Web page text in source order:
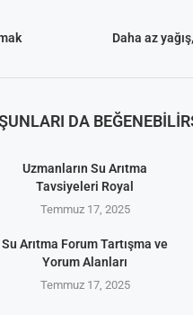
Daha az
DA
Uzmanların Su Arıtma
Tavsiyeleri Royal
Temmuz 17, 2025
Su Arıtma Forum Tartışma ve
Yorum Alanları
Temmuz 17, 2025